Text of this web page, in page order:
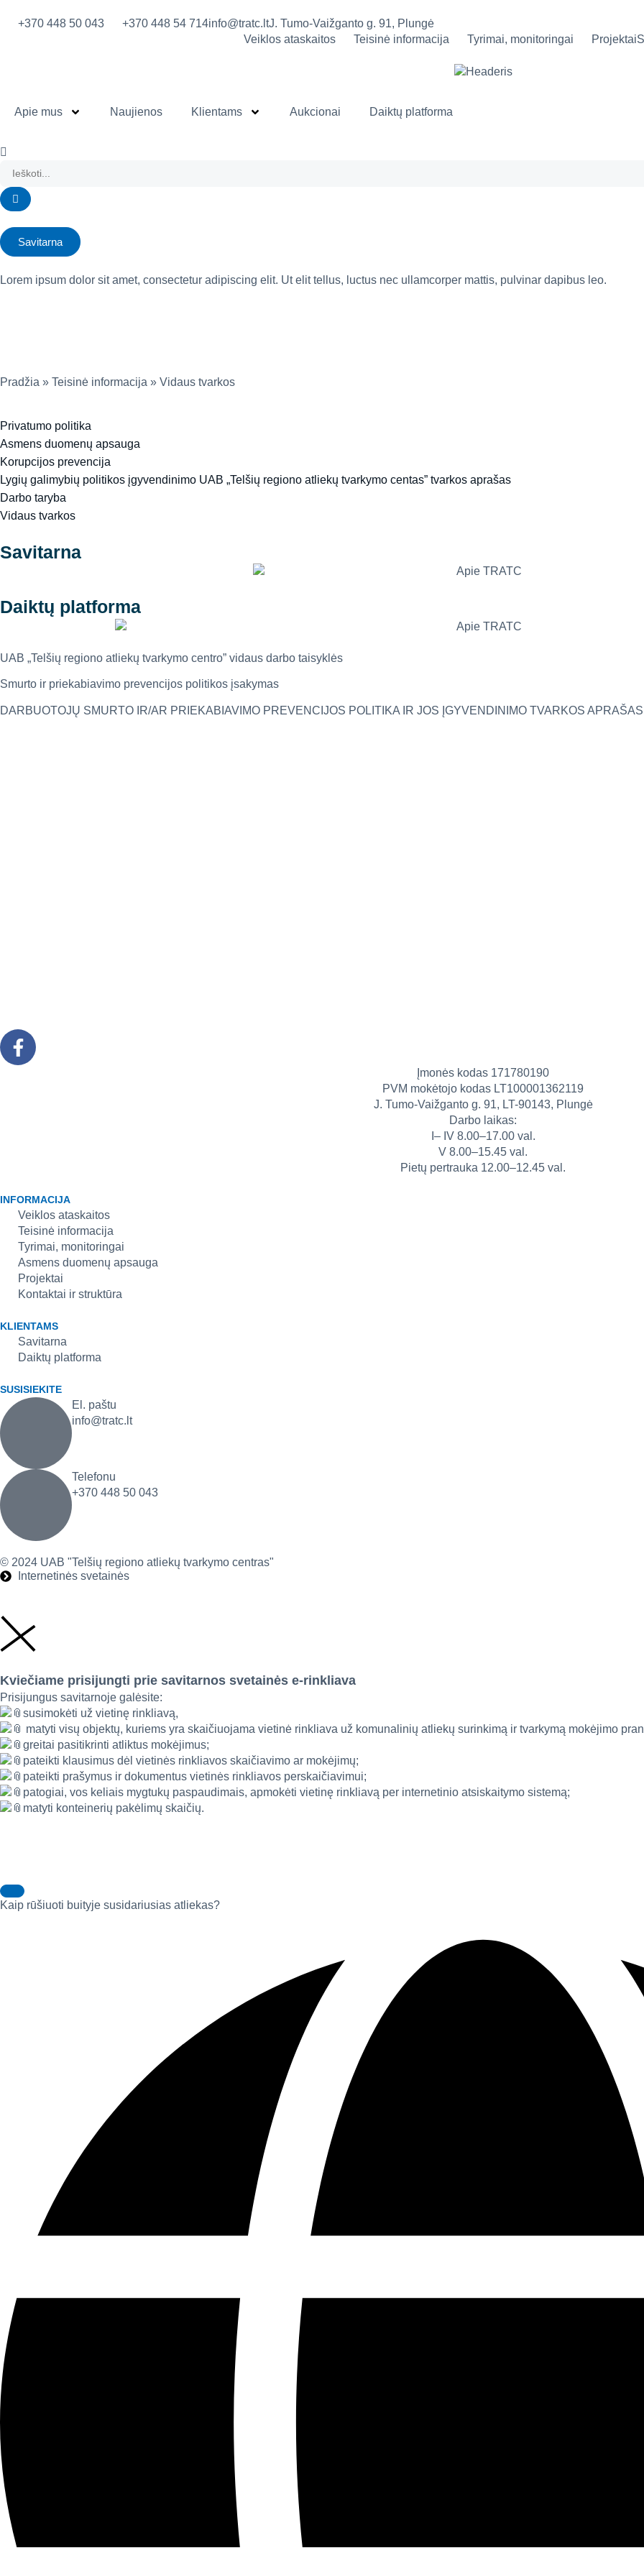
turinio
+370 448 50 043 +370 448 54 714info@tratc.ltJ. Tumo-Vaižganto g. 91, Plungė
Veiklos ataskaitos
Teisinė informacija Tyrimai, monitoringai Projektai
Apie mus Naujienos Klientams Aukcionai Daiktų platforma
Savitarna
Lorem ipsum dolor sit amet, consectetur adipiscing elit. Ut elit tellus, luctus nec ullamcorper mattis, pulvinar dapibus leo.
Pradžia » Teisinė informacija » Vidaus tvarkos
Privatumo politika
Asmens duomenų apsauga
Korupcijos prevencija
Lygių galimybių politikos įgyvendinimo UAB „Telšių regiono atliekų tvarkymo centas” tvarkos aprašas
Darbo taryba
Vidaus tvarkos
Savitarna
Daiktų platforma
UAB „Telšių regiono atliekų tvarkymo centro” vidaus darbo taisyklės
Smurto ir priekabiavimo prevencijos politikos įsakymas
DARBUOTOJŲ SMURTO IR/AR PRIEKABIAVIMO PREVENCIJOS POLITIKA IR JOS ĮGYVENDINIMO TVARKOS APRAŠAS
Įmonės kodas 171780190
PVM mokėtojo kodas LT100001362119
J. Tumo-Vaižganto g. 91, LT-90143, Plungė
Darbo laikas:
I– IV 8.00–17.00 val.
V 8.00–15.45 val.
Pietų pertrauka 12.00–12.45 val.
INFORMACIJA
Veiklos ataskaitos
Teisinė informacija
Tyrimai, monitoringai
Asmens duomenų apsauga
Projektai
Kontaktai ir struktūra
KLIENTAMS
Savitarna
Daiktų platforma
SUSISIEKITE
El. paštu
info@tratc.lt
Telefonu
+370 448 50 043
© 2024 UAB "Telšių regiono atliekų tvarkymo centras"
Internetinės svetainės
Kviečiame prisijungti prie savitarnos svetainės e-rinkliava
Prisijungus savitarnoje galėsite:
susimokėti už vietinę rinkliavą,
matyti visų objektų, kuriems yra skaičiuojama vietinė rinkliava už komunalinių atliekų surinkimą ir tvarkymą mokėjimo
greitai pasitikrinti atliktus mokėjimus;
pateikti klausimus dėl vietinės rinkliavos skaičiavimo ar mokėjimų;
pateikti prašymus ir dokumentus vietinės rinkliavos perskaičiavimui;
patogiai, vos keliais mygtukų paspaudimais, apmokėti vietinę rinkliavą per internetinio atsiskaitymo sistemą;
matyti konteinerių pakėlimų skaičių.
Kaip rūšiuoti buityje susidariusias atliekas?